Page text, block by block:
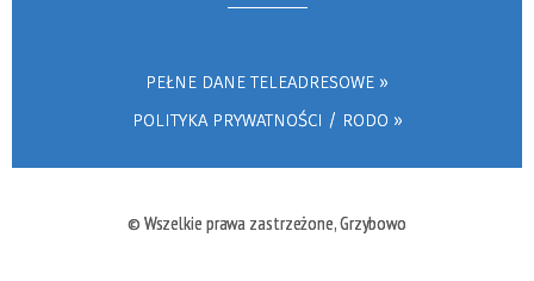
PEŁNE DANE TELEADRESOWE
POLITYKA PRYWATNOŚCI / RODO
© Wszelkie prawa zastrzeżone, Grzybowo